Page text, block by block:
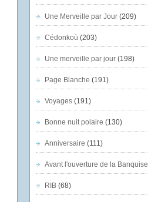
Une Merveille par Jour(209)
Cédonkoù (203)
Une merveille par jour(198)
Page Blanche (191)
Voyages(191)
Bonne nuit polaire (130)
Anniversaire (111)
Avant l'ouverture de la Banquise
RIB(68)